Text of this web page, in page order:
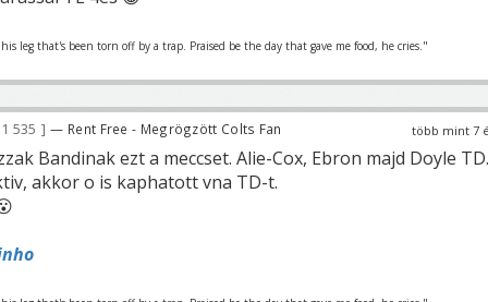
leg that's been torn off by a trap. Praised be the day that gave me food, he cries."
több mint 7
535 — Rent Free - Megrögzött Colts Fan
Bandinak ezt a meccset. Alie-Cox, Ebron majd Doyle TD.
akkor o is kaphatott vna TD-t.